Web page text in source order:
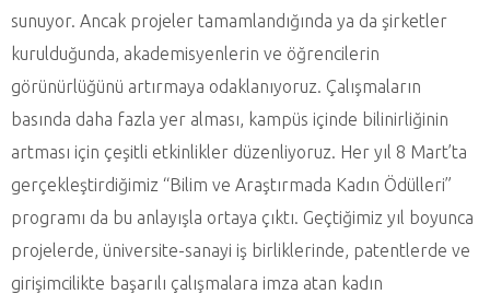
sunuyor. Ancak projeler tamamlandığında ya da şirketler
kurulduğunda, akademisyenlerin ve öğrencilerin
görünürlüğünü artırmaya odaklanıyoruz. Çalışmaların
basında daha fazla yer alması, kampüs içinde bilinirliğinin
artması için çeşitli etkinlikler düzenliyoruz. Her yıl 8 Mart’ta
gerçekleştirdiğimiz “Bilim ve Araştırmada Kadın Ödülleri”
programı da bu anlayışla ortaya çıktı. Geçtiğimiz yıl boyunca
projelerde, üniversite-sanayi iş birliklerinde, patentlerde ve
girişimcilikte başarılı çalışmalara imza atan kadın